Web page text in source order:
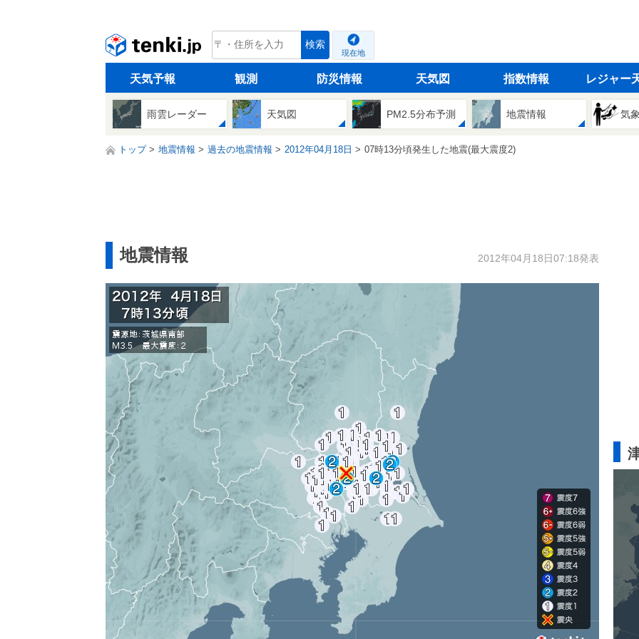
tenki.jp 検索
現在地
天気予報 観測 防災情報 天気図 指数情報 レジャー
雨雲レーダー 天気図 PM2.5分布予測 地震情報 気
トップ 地震情報 過去の地震情報 2012年04月18日 07時13分頃発生した地震(最大震度2)
地震情報 2012年04月18日07:18発表